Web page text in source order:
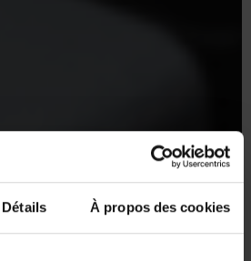
Détails À propos des cookies